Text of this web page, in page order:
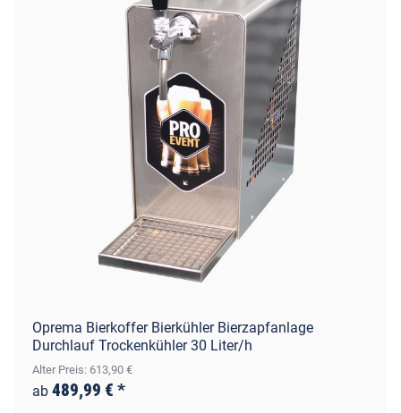
Oprema Bierkoffer Bierkühler Bierzapfanlage
Durchlauf Trockenkühler 30 Liter/h
Alter Preis: 613,90 €
ab 489,99 € *